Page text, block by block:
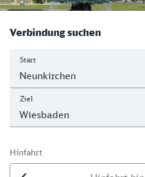
Verbindung suchen
Start
Ziel
Hinfahrt
Datum der Hinfahrt